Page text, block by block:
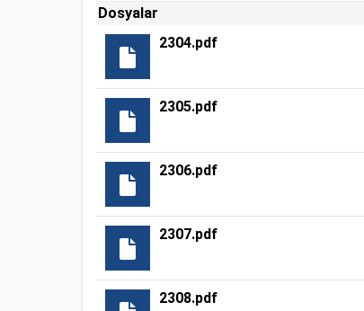
Dosyalar
2304.pdf
2305.pdf
2306.pdf
2307.pdf
2308.pdf